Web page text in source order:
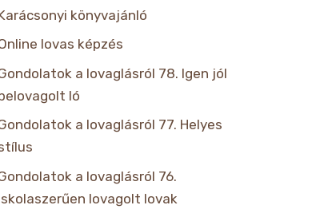
könyvajánló
lovas képzés
a lovaglásról 78. Igen jól
ló
a lovaglásról 77. Helyes
a lovaglásról 76.
lovagolt lovak